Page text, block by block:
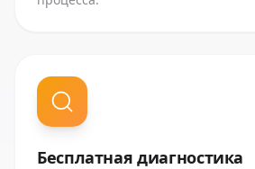
Бесплатная диагностика